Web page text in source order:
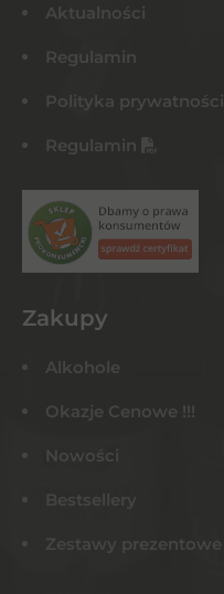
Aktualności
Regulamin
Polityka prywatności
Regulamin
Zakupy
Alkohole
Okazje Cenowe !!!
Nowości
Bestsellery
Zestawy prezentowe